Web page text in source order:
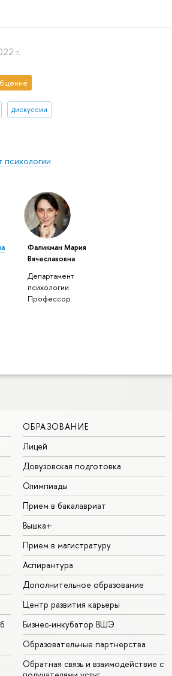
г.
дискуссии
психологии
Фаликман Мария
Вячеславовна
Департамент
психологии:
Профессор
ОБРАЗОВАНИЕ
Лицей
Довузовская подготовка
Олимпиады
Прием в бакалавриат
Вышка+
Прием в магистратуру
Аспирантура
Дополнительное образование
Центр развития карьеры
Бизнес-инкубатор ВШЭ
Образовательные партнерства
Обратная связь и взаимодействие с